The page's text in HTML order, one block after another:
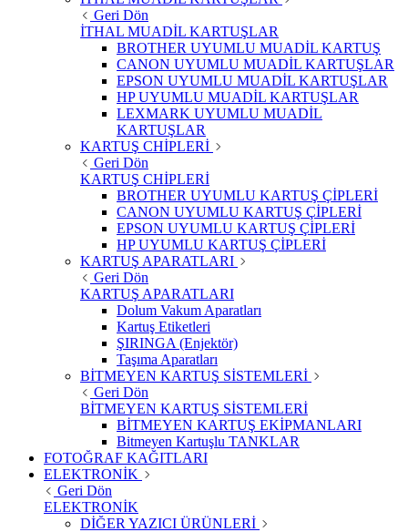
Geri Dön
İTHAL MUADİL KARTUŞLAR
BROTHER UYUMLU MUADİL KARTUŞ
CANON UYUMLU MUADİL KARTUŞLAR
EPSON UYUMLU MUADİL KARTUŞLAR
HP UYUMLU MUADİL KARTUŞLAR
LEXMARK UYUMLU MUADİL
KARTUŞLAR
KARTUŞ CHİPLERİ
Geri Dön
KARTUŞ CHİPLERİ
BROTHER UYUMLU KARTUŞ ÇİPLERİ
CANON UYUMLU KARTUŞ ÇİPLERİ
EPSON UYUMLU KARTUŞ ÇİPLERİ
HP UYUMLU KARTUŞ ÇİPLERİ
KARTUŞ APARATLARI
Geri Dön
KARTUŞ APARATLARI
Dolum Vakum Aparatları
Kartuş Etiketleri
ŞIRINGA (Enjektör)
Taşıma Aparatları
BİTMEYEN KARTUŞ SİSTEMLERİ
Geri Dön
BİTMEYEN KARTUŞ SİSTEMLERİ
BİTMEYEN KARTUŞ EKİPMANLARI
Bitmeyen Kartuşlu TANKLAR
FOTOĞRAF KAĞITLARI
ELEKTRONİK
Geri Dön
ELEKTRONİK
DİĞER YAZICI ÜRÜNLERİ